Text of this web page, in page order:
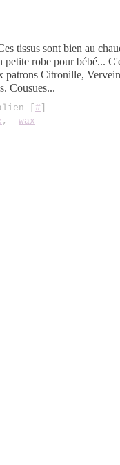
tissus sont bien au
petite robe pour bébé...
patrons Citronille,
Cousues...
[ #
, wax